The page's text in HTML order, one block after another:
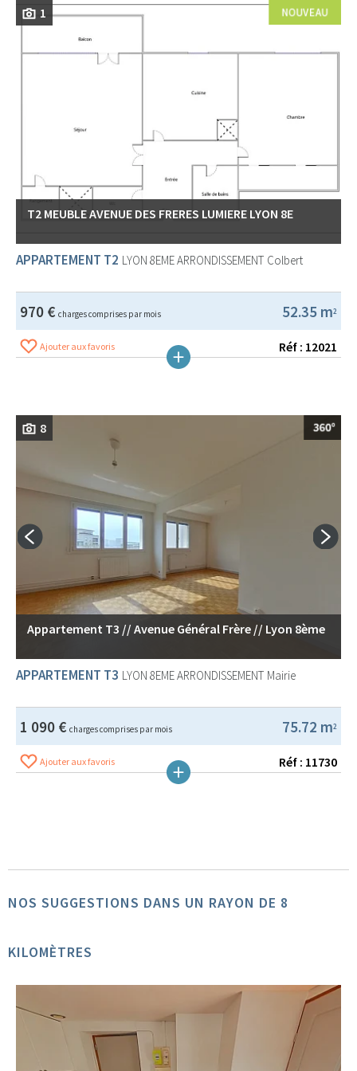
1
T2 MEUBLE AVENUE DES FRERES LUMIERE LYON 8E
APPARTEMENT T2 LYON 8EME ARRONDISSEMENT Colbert
52.35 m2
970 € charges comprises par mois
Ajouter aux favoris Réf : 12021
8
Appartement T3 // Avenue Général Frère // Lyon 8ème
APPARTEMENT T3 LYON 8EME ARRONDISSEMENT Mairie
75.72 m2
1 090 € charges comprises par mois
Ajouter aux favoris Réf : 11730
NOS SUGGESTIONS DANS UN RAYON DE 8
KILOMÈTRES